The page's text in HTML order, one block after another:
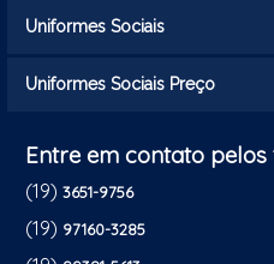
Uniformes Sociais
Uniformes Sociais Preço
Entre em contato pelos
(19) 3651-9756
(19) 97160-3285